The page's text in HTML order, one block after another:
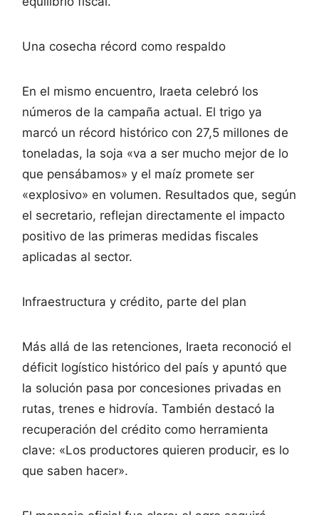
Una cosecha récord como respaldo
En el mismo encuentro, Iraeta celebró los
números de la campaña actual. El trigo ya
marcó un récord histórico con 27,5 millones de
toneladas, la soja «va a ser mucho mejor de lo
que pensábamos» y el maíz promete ser
«explosivo» en volumen. Resultados que, según
el secretario, reflejan directamente el impacto
positivo de las primeras medidas fiscales
aplicadas al sector.
Infraestructura y crédito, parte del plan
Más allá de las retenciones, Iraeta reconoció el
déficit logístico histórico del país y apuntó que
la solución pasa por concesiones privadas en
rutas, trenes e hidrovía. También destacó la
recuperación del crédito como herramienta
clave: «Los productores quieren producir, es lo
que saben hacer».